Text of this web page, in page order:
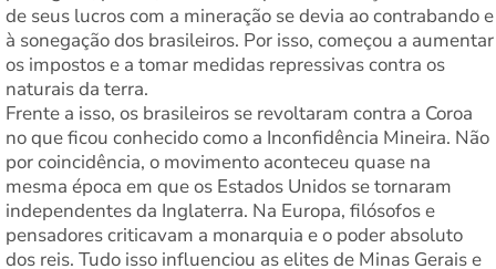
de seus lucros com a mineração se devia ao contrabando e
à sonegação dos brasileiros. Por isso, começou a aumentar
os impostos e a tomar medidas repressivas contra os
naturais da terra.
Frente a isso, os brasileiros se revoltaram contra a Coroa
no que ficou conhecido como a Inconfidência Mineira. Não
por coincidência, o movimento aconteceu quase na
mesma época em que os Estados Unidos se tornaram
independentes da Inglaterra. Na Europa, filósofos e
pensadores criticavam a monarquia e o poder absoluto
dos reis. Tudo isso influenciou as elites de Minas Gerais e